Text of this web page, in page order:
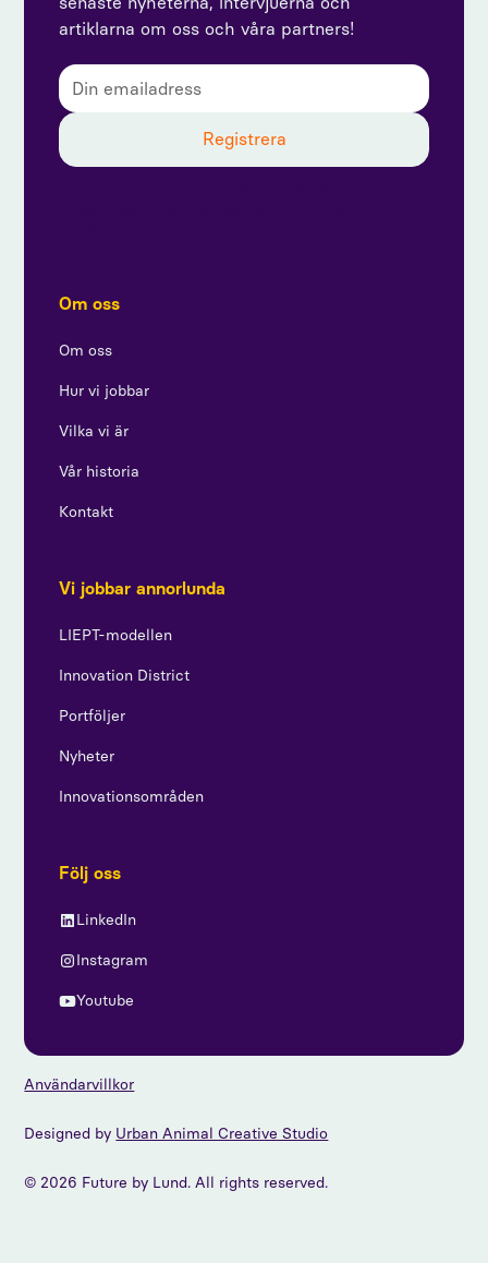
artiklarna om oss och våra partners!
Om oss
Om oss
Hur vi jobbar
Vilka vi är
Vår historia
Kontakt
Vi jobbar annorlunda
LIEPT-modellen
Innovation District
Portföljer
Nyheter
Innovationsområden
Följ oss
LinkedIn
Instagram
Youtube
© 2026 Future by Lund. All rights reserved.
Designed by Urban Animal Creative Studio
Användarvillkor